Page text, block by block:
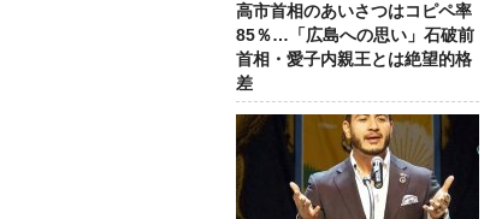
高市首相のあいさつはコピペ率
85％…「広島への思い」石破前
首相・愛子内親王とは絶望的格
差